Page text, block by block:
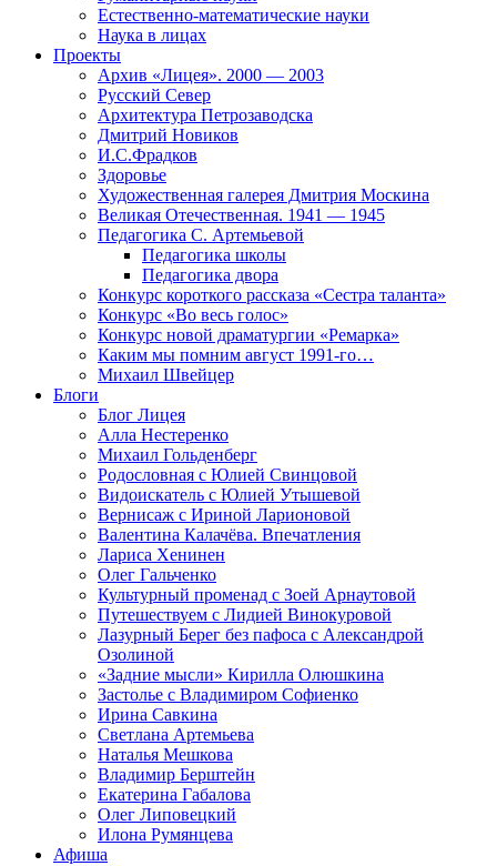
Естественно-математические науки
Наука в лицах
Проекты
Архив «Лицея». 2000 — 2003
Русский Север
Архитектура Петрозаводска
Дмитрий Новиков
И.С.Фрадков
Здоровье
Художественная галерея Дмитрия Москина
Великая Отечественная. 1941 — 1945
Педагогика С. Артемьевой
Педагогика школы
Педагогика двора
Конкурс короткого рассказа «Сестра таланта»
Конкурс «Во весь голос»
Конкурс новой драматургии «Ремарка»
Каким мы помним август 1991-го…
Михаил Швейцер
Блоги
Блог Лицея
Алла Нестеренко
Михаил Гольденберг
Родословная с Юлией Свинцовой
Видоискатель с Юлией Утышевой
Вернисаж с Ириной Ларионовой
Валентина Калачёва. Впечатления
Лариса Хенинен
Олег Гальченко
Культурный променад с Зоей Арнаутовой
Путешествуем с Лидией Винокуровой
Лазурный Берег без пафоса с Александрой
Озолиной
«Задние мысли» Кирилла Олюшкина
Застолье с Владимиром Софиенко
Ирина Савкина
Светлана Артемьева
Наталья Мешкова
Владимир Берштейн
Екатерина Габалова
Олег Липовецкий
Илона Румянцева
Афиша